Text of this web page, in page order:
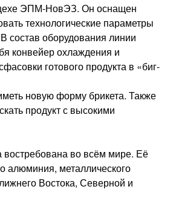
ЭПМ-НовЭЗ. Он оснащен
технологические параметры
состав оборудования линии
конвейер охлаждения и
готового продукта в «биг-
новую форму брикета. Также
продукт с высокими
востребована во всём мире. Её
алюминия, металлического
Востока, Северной и